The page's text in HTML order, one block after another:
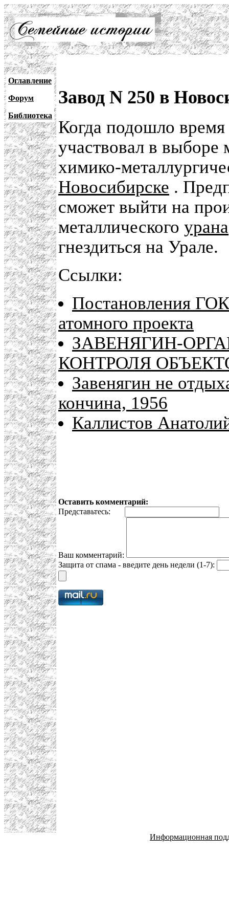
Оглавление
Форум
Библиотека
Завод N 250 в
Когда подошло
участвовал в выборе
химико-
Новосибирске .
сможет выйти на
металлического урана
гнездиться на Урале.
Ссылки:
Постановления
атомного проекта
ЗАВЕНЯГИН-
КОНТРОЛЯ
Завенягин не
кончина, 1956
Каллистов
Оставить комментарий:
Представьтесь:
Ваш комментарий:
Защита от спама - введите день недели (1-7):
Информационная